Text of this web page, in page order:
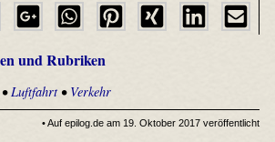
und Rubriken
Luftfahrt• Verkehr
• Auf epilog.de am 19. Oktober 2017 veröffentlicht